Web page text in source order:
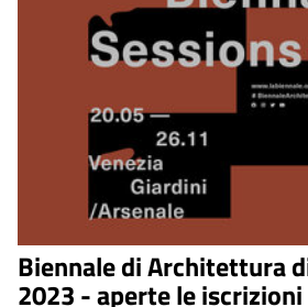
Biennale di Architettura
2023 - aperte le